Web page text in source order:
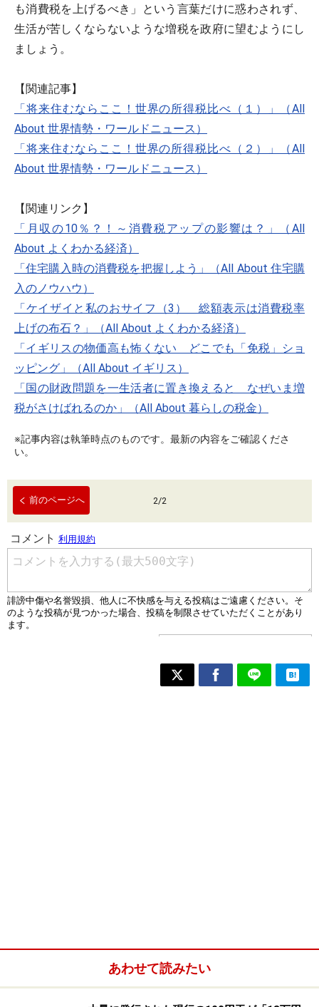
も消費税を上げるべき」という言葉だけに惑わされず、
生活が苦しくならないような増税を政府に望むようにし
ましょう。
【関連記事】
「将来住むならここ！世界の所得税比べ（１）」（All
About 世界情勢・ワールドニュース）
「将来住むならここ！世界の所得税比べ（２）」（All
About 世界情勢・ワールドニュース）
【関連リンク】
「月収の10％？！～消費税アップの影響は？」（All
About よくわかる経済）
「住宅購入時の消費税を把握しよう」（All About 住宅購
入のノウハウ）
「ケイザイと私のおサイフ（3） 総額表示は消費税率
上げの布石？」（All About よくわかる経済）
「イギリスの物価高も怖くない どこでも「免税」ショ
ッピング」（All About イギリス）
「国の財政問題を一生活者に置き換えると なぜいま増
税がさけばれるのか」（All About 暮らしの税金）
※記事内容は執筆時点のものです。最新の内容をご確認くださ
い。
前のページへ 2/2
あわせて読みたい